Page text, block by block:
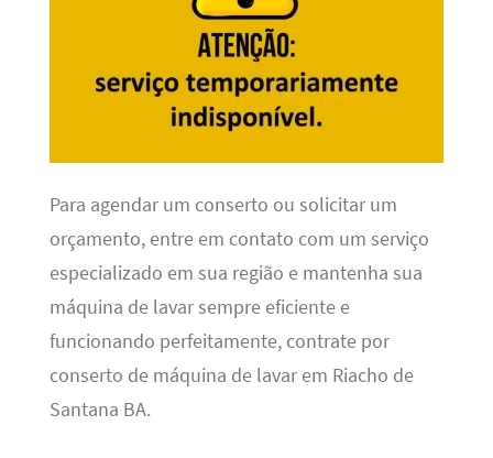
Para agendar um conserto ou solicitar um
orçamento, entre em contato com um serviço
especializado em sua região e mantenha sua
máquina de lavar sempre eficiente e
funcionando perfeitamente, contrate por
conserto de máquina de lavar em Riacho de
Santana BA.